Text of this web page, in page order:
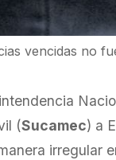
vencidas no
(Sucamec) a
irregular